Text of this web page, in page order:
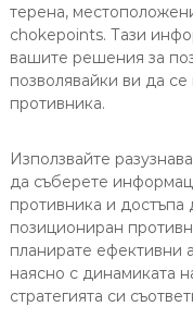
терена,
chokepoints. Тази
вашите решения за
позволявайки ви да се
противника.
Използвайте
да съберете
противника и
позициониран
планирате ефективни
наясно с динамиката
стратегията си